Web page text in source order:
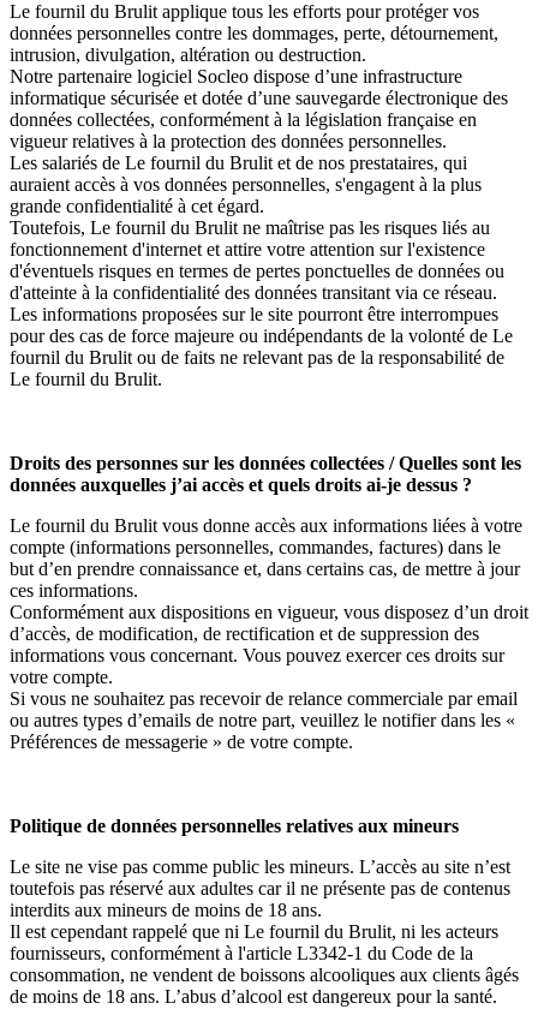
Le fournil du Brulit applique tous les efforts pour protéger vos
données personnelles contre les dommages, perte, détournement,
intrusion, divulgation, altération ou destruction.
Notre partenaire logiciel Socleo dispose d’une infrastructure
informatique sécurisée et dotée d’une sauvegarde électronique des
données collectées, conformément à la législation française en
vigueur relatives à la protection des données personnelles.
Les salariés de Le fournil du Brulit et de nos prestataires, qui
auraient accès à vos données personnelles, s'engagent à la plus
grande confidentialité à cet égard.
Toutefois, Le fournil du Brulit ne maîtrise pas les risques liés au
fonctionnement d'internet et attire votre attention sur l'existence
d'éventuels risques en termes de pertes ponctuelles de données ou
d'atteinte à la confidentialité des données transitant via ce réseau.
Les informations proposées sur le site pourront être interrompues
pour des cas de force majeure ou indépendants de la volonté de Le
fournil du Brulit ou de faits ne relevant pas de la responsabilité de
Le fournil du Brulit.
Droits des personnes sur les données collectées / Quelles sont les
données auxquelles j’ai accès et quels droits ai-je dessus ?
Le fournil du Brulit vous donne accès aux informations liées à votre
compte (informations personnelles, commandes, factures) dans le
but d’en prendre connaissance et, dans certains cas, de mettre à jour
ces informations.
Conformément aux dispositions en vigueur, vous disposez d’un droit
d’accès, de modification, de rectification et de suppression des
informations vous concernant. Vous pouvez exercer ces droits sur
votre compte.
Si vous ne souhaitez pas recevoir de relance commerciale par email
ou autres types d’emails de notre part, veuillez le notifier dans les «
Préférences de messagerie » de votre compte.
Politique de données personnelles relatives aux mineurs
Le site ne vise pas comme public les mineurs. L’accès au site n’est
toutefois pas réservé aux adultes car il ne présente pas de contenus
interdits aux mineurs de moins de 18 ans.
Il est cependant rappelé que ni Le fournil du Brulit, ni les acteurs
fournisseurs, conformément à l'article L3342-1 du Code de la
consommation, ne vendent de boissons alcooliques aux clients âgés
de moins de 18 ans. L’abus d’alcool est dangereux pour la santé.